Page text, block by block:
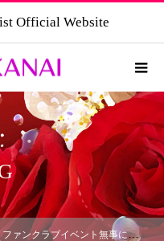
Official Website
ファンクラブイベント無事に終了しました！